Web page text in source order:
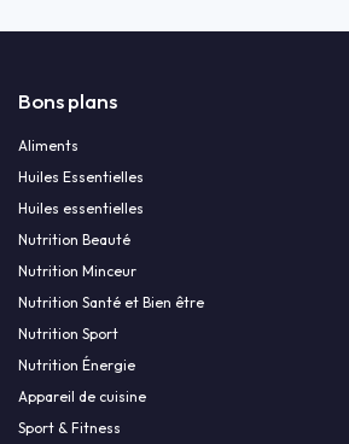
Bons plans
Aliments
Huiles Essentielles
Huiles essentielles
Nutrition Beauté
Nutrition Minceur
Nutrition Santé et Bien être
Nutrition Sport
Nutrition Énergie
Appareil de cuisine
Sport & Fitness